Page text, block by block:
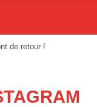
de retour !